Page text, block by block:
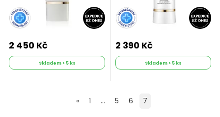
2 450 Kč
Skladem > 5 ks
2 390 Kč
Skladem > 5 ks
« 1 ... 5 6 7